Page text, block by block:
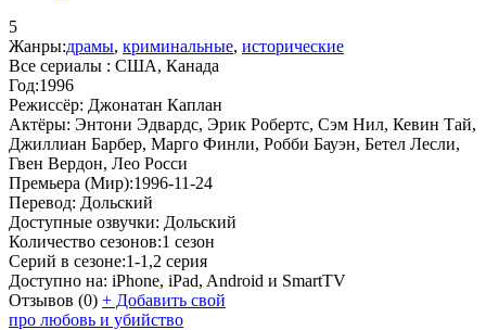
5
Жанры:драмы, криминальные, исторические
Все сериалы : США, Канада
Год:1996
Режиссёр: Джонатан Каплан
Актёры: Энтони Эдвардс, Эрик Робертс, Сэм Нил, Кевин Тай,
Джиллиан Барбер, Марго Финли, Робби Бауэн, Бетел Лесли,
Гвен Вердон, Лео Росси
Премьера (Мир):1996-11-24
Перевод: Дольский
Доступные озвучки: Дольский
Количество сезонов:1 сезон
Серий в сезоне:1-1,2 серия
Доступно на: iPhone, iPad, Android и SmartTV
Отзывов (0) + Добавить свой
про любовь и убийство